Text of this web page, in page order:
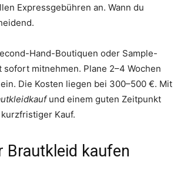
Expressgebühren an. Wann du
Hand-Boutiquen oder Sample-
sofort mitnehmen. Plane 2–4 Wochen
Die Kosten liegen bei 300–500 €. Mit
und einem guten Zeitpunkt
Kauf.
Brautkleid kaufen